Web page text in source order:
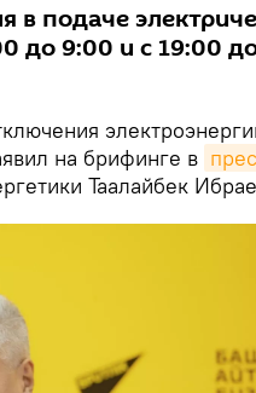
в подаче
до 9:00 и с 19:00
на брифинге в
Таалайбек